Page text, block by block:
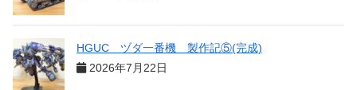
HGUC ヅダ一番機 製作記⑤(完成)
2026年7月22日